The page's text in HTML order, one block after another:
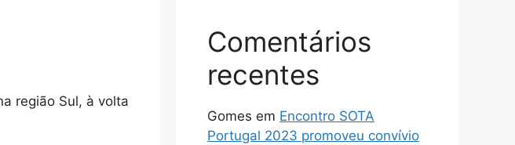
região Sul, à volta
Comentários
recentes
Gomes em Encontro SOTA
Portugal 2023 promoveu convívio